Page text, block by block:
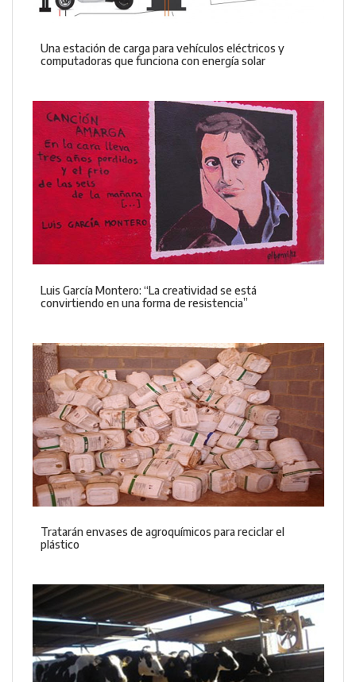
Una estación de carga para vehículos eléctricos y
computadoras que funciona con energía solar
Luis García Montero: “La creatividad se está
convirtiendo en una forma de resistencia”
Tratarán envases de agroquímicos para reciclar el
plástico